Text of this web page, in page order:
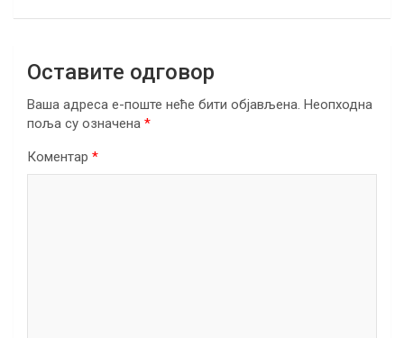
Оставите одговор
Ваша адреса е-поште неће бити објављена. Неопходна
поља су означена *
Коментар *